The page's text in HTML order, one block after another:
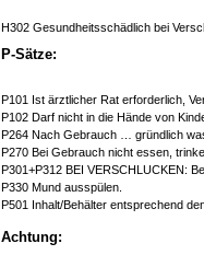
H302 Gesundheitsschädlich bei
P-Sätze:
P101 Ist ärztlicher Rat erforderlich,
P102 Darf nicht in die Hände von
P264 Nach Gebrauch … gründlich
P270 Bei Gebrauch nicht essen,
P301+P312 BEI VERSCHLUCKEN:
P330 Mund ausspülen.
P501 Inhalt/Behälter entsprechend
Achtung: